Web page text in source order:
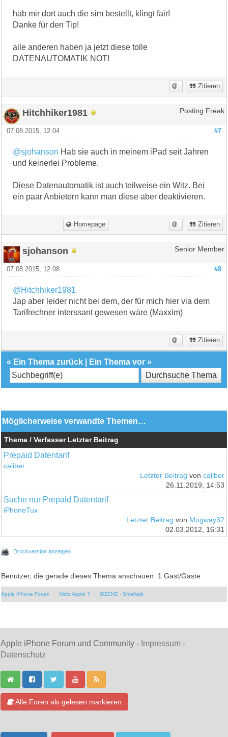
hab mir dort auch die sim bestellt, klingt fair!
Danke für den Tip!
alle anderen haben ja jetzt diese tolle
DATENAUTOMATIK NOT!
Zitieren
Hitchhiker1981 Posting Freak
#7
07.08.2015, 12:04
@sjohanson Hab sie auch in meinem iPad seit Jahren
und keinerlei Probleme.
Diese Datenautomatik ist auch teilweise ein Witz. Bei
ein paar Anbietern kann man diese aber deaktivieren.
Homepage Zitieren
sjohanson Senior Member
#8
07.08.2015, 12:08
@Hitchhiker1981
Jap aber leider nicht bei dem, der für mich hier via dem
Tarifrechner interssant gewesen wäre (Maxxim)
Zitieren
« Ein Thema zurück Ein Thema vor »
Möglicherweise verwandte Themen…
Thema / Verfasser Letzter Beitrag
Prepaid Datentarif
caliber
Letzter Beitrag von caliber
26.11.2019, 14:53
Suche nur Prepaid Datentarif
iPhoneTux
Letzter Beitrag von Mogway32
02.03.2012, 16:31
Druckversion anzeigen
Benutzer, die gerade dieses Thema anschauen: 1 Gast/Gäste
Apple iPhone Forum Nicht Apple ? iSZENE - Smalltalk
Apple iPhone Forum und Community - Impressum -
Datenschutz
Alle Foren als gelesen markieren